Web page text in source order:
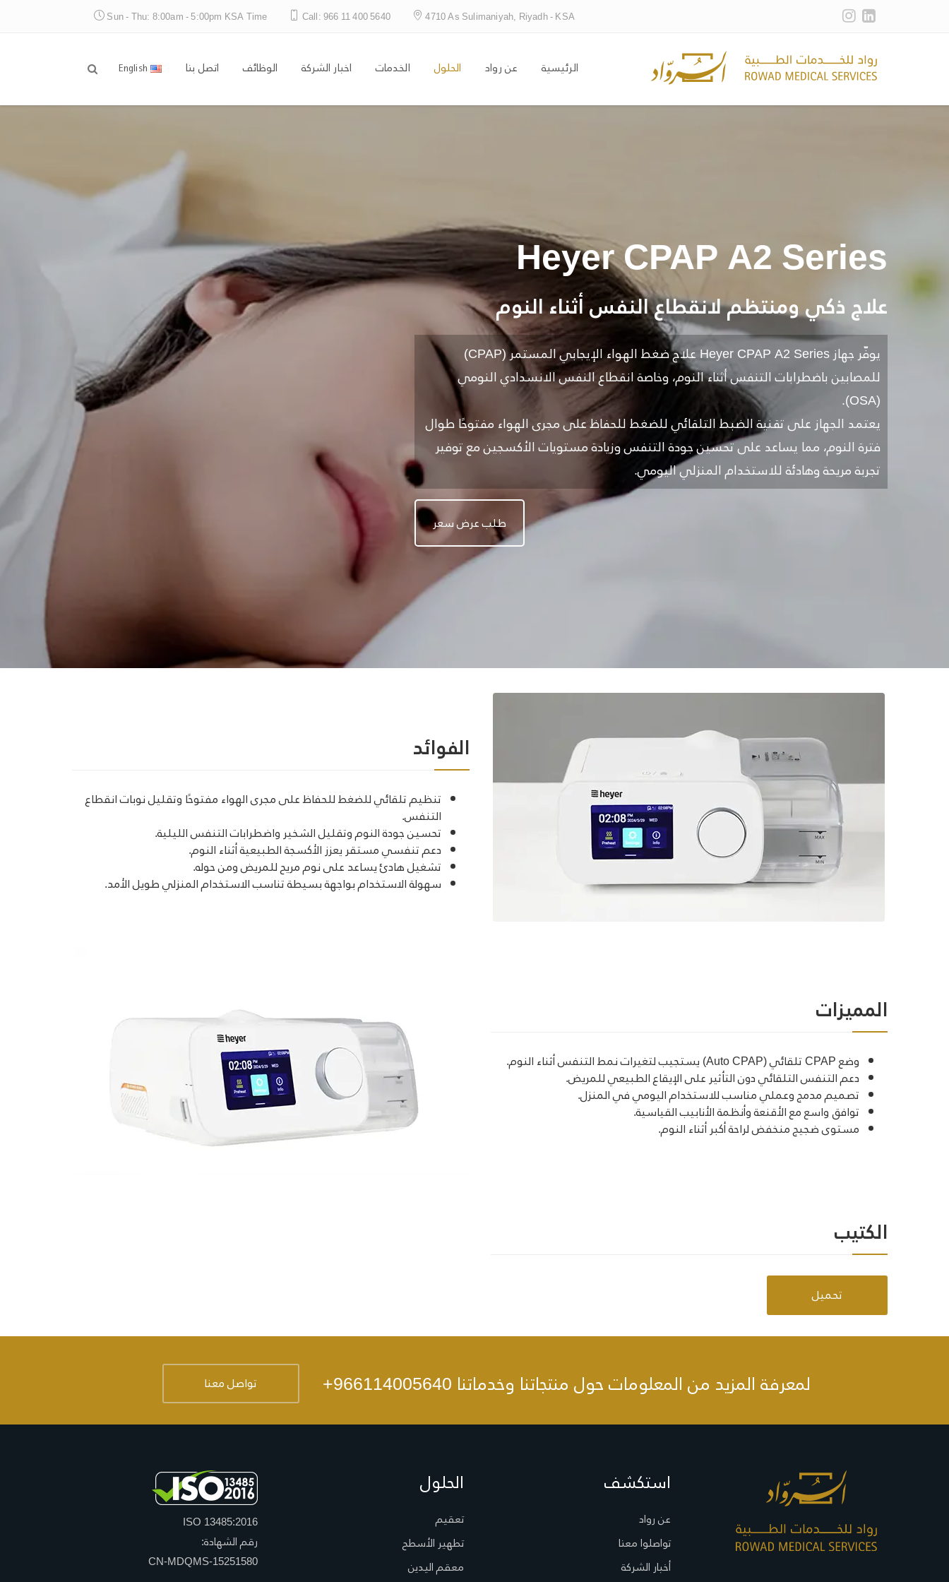
4710 As Sulimaniyah, Riyadh - KSA
Call: 966 11 400 5640
Sun - Thu: 8:00am - 5:00pm KSA Time
الرئيسية عن رواد الحلول الخدمات اخبار الشركة الوظائف اتصل بنا English
Heyer CPAP A2 Series
علاج ذكي ومنتظم لانقطاع النفس أثناء النوم
يوفّر جهاز Heyer CPAP A2 Series علاج ضغط الهواء الإيجابي المستمر (CPAP)
للمصابين باضطرابات التنفس أثناء النوم، وخاصة انقطاع النفس الانسدادي النومي
(OSA).
يعتمد الجهاز على تقنية الضبط التلقائي للضغط للحفاظ على مجرى الهواء مفتوحًا طوال
فترة النوم، مما يساعد على تحسين جودة التنفس وزيادة مستويات الأكسجين مع توفير
تجربة مريحة وهادئة للاستخدام المنزلي اليومي.
طلب عرض سعر
الفوائد
تنظيم تلقائي للضغط للحفاظ على مجرى الهواء مفتوحًا وتقليل نوبات انقطاع
التنفس.
تحسين جودة النوم وتقليل الشخير واضطرابات التنفس الليلية.
دعم تنفسي مستقر يعزز الأكسجة الطبيعية أثناء النوم.
تشغيل هادئ يساعد على نوم مريح للمريض ومن حوله.
سهولة الاستخدام بواجهة بسيطة تناسب الاستخدام المنزلي طويل الأمد.
المميزات
وضع CPAP تلقائي (Auto CPAP) يستجيب لتغيرات نمط التنفس أثناء النوم.
دعم التنفس التلقائي دون التأثير على الإيقاع الطبيعي للمريض.
تصميم مدمج وعملي مناسب للاستخدام اليومي في المنزل.
توافق واسع مع الأقنعة وأنظمة الأنابيب القياسية.
مستوى ضجيج منخفض لراحة أكبر أثناء النوم.
الكتيب
تحميل
لمعرفة المزيد من المعلومات حول منتجاتنا وخدماتنا +966114005640 تواصل معنا
استكشف
عن رواد
تواصلوا معنا
أخبار الشركة
الحلول
تعقيم
تطهير الأسطح
معقم اليدين
ISO 13485:2016
رقم الشهادة:
CN-MDQMS-15251580